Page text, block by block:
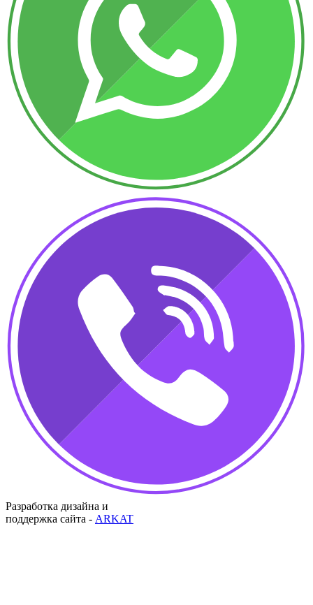
Разработка дизайна и
поддержка сайта - ARKAT